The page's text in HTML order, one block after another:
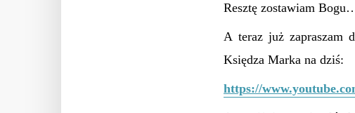
Resztę zostawiam
A teraz już zapraszam
Księdza Marka na dziś:
https://